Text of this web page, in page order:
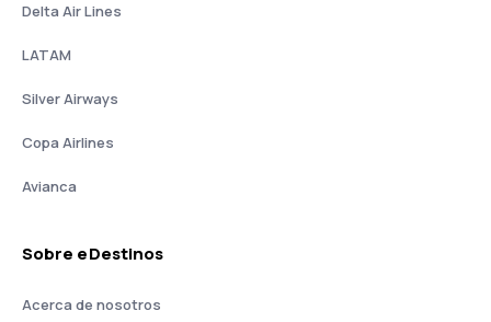
Delta Air Lines
LATAM
Silver Airways
Copa Airlines
Avianca
Sobre eDestinos
Acerca de nosotros